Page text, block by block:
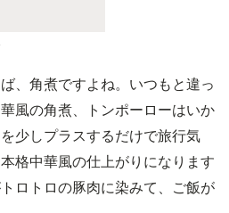
、角煮ですよね。いつもと違っ
風の角煮、トンポーローはいか
少しプラスするだけで旅行気
格中華風の仕上がりになります
ロトロの豚肉に染みて、ご飯が